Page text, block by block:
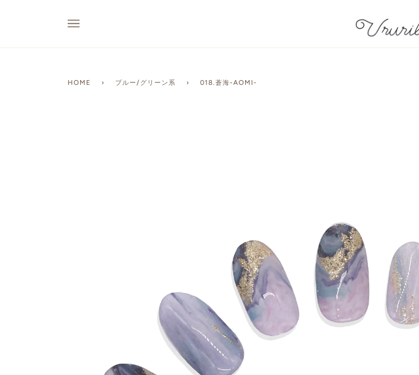
HOME › ブルー/グリーン系 › 018.蒼海-AOMI-